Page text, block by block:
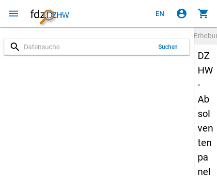
menu EN account_circle shopping_cart
search Suchen
DZ
HW
-
Ab
sol
ven
ten
pa
nel